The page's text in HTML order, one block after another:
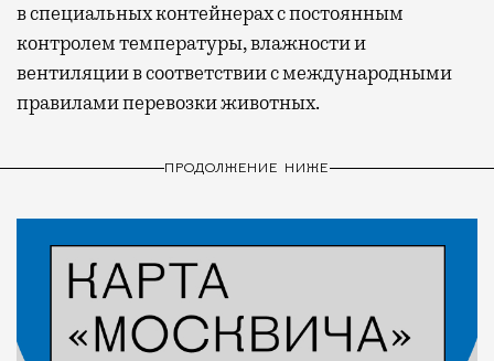
в специальных контейнерах с постоянным
контролем температуры, влажности и
вентиляции в соответствии с международными
правилами перевозки животных.
ПРОДОЛЖЕНИЕ НИЖЕ